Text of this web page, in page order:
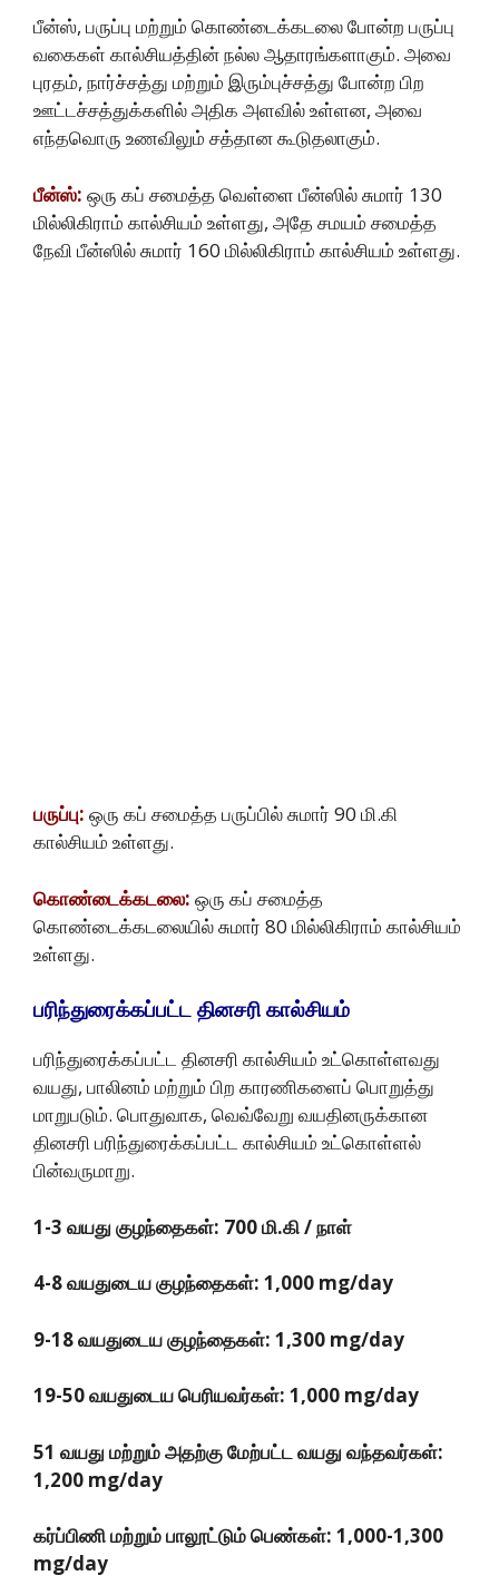
பீன்ஸ், பருப்பு மற்றும் கொண்டைக்கடலை போன்ற பருப்பு
வகைகள் கால்சியத்தின் நல்ல ஆதாரங்களாகும். அவை
புரதம், நார்ச்சத்து மற்றும் இரும்புச்சத்து போன்ற பிற
ஊட்டச்சத்துக்களில் அதிக அளவில் உள்ளன, அவை
எந்தவொரு உணவிலும் சத்தான கூடுதலாகும்.
பீன்ஸ்: ஒரு கப் சமைத்த வெள்ளை பீன்ஸில் சுமார் 130
மில்லிகிராம் கால்சியம் உள்ளது, அதே சமயம் சமைத்த
நேவி பீன்ஸில் சுமார் 160 மில்லிகிராம் கால்சியம் உள்ளது.
பருப்பு: ஒரு கப் சமைத்த பருப்பில் சுமார் 90 மி.கி
கால்சியம் உள்ளது.
கொண்டைக்கடலை: ஒரு கப் சமைத்த
கொண்டைக்கடலையில் சுமார் 80 மில்லிகிராம் கால்சியம்
உள்ளது.
பரிந்துரைக்கப்பட்ட தினசரி கால்சியம்
பரிந்துரைக்கப்பட்ட தினசரி கால்சியம் உட்கொள்ளவது
வயது, பாலினம் மற்றும் பிற காரணிகளைப் பொறுத்து
மாறுபடும். பொதுவாக, வெவ்வேறு வயதினருக்கான
தினசரி பரிந்துரைக்கப்பட்ட கால்சியம் உட்கொள்ளல்
பின்வருமாறு.
1-3 வயது குழந்தைகள்: 700 மி.கி / நாள்
4-8 வயதுடைய குழந்தைகள்: 1,000 mg/day
9-18 வயதுடைய குழந்தைகள்: 1,300 mg/day
19-50 வயதுடைய பெரியவர்கள்: 1,000 mg/day
51 வயது மற்றும் அதற்கு மேற்பட்ட வயது வந்தவர்கள்:
1,200 mg/day
கர்ப்பிணி மற்றும் பாலூட்டும் பெண்கள்: 1,000-1,300
mg/day